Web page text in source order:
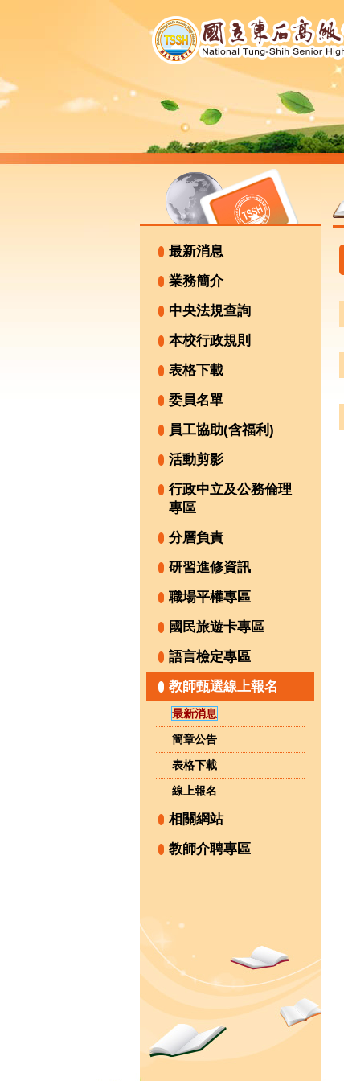
最新消息
業務簡介
中央法規查詢
本校行政規則
表格下載
委員名單
員工協助(含福利)
活動剪影
行政中立及公務倫理
專區
分層負責
研習進修資訊
職場平權專區
國民旅遊卡專區
語言檢定專區
教師甄選線上報名
最新消息
簡章公告
表格下載
線上報名
相關網站
教師介聘專區